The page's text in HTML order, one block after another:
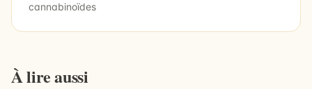
cannabinoïdes
À lire aussi